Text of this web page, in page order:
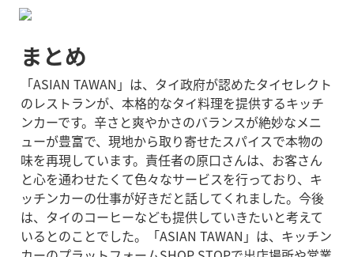
まとめ
「ASIAN TAWAN」は、タイ政府が認めたタイセレクト
のレストランが、本格的なタイ料理を提供するキッチ
ンカーです。 辛さと爽やかさのバランスが絶妙なメニ
ューが豊富で、現地から取り寄せたスパイスで本物の
味を再現しています。 責任者の原口さんは、お客さん
と心を通わせたくて色々なサービスを行っており、キ
ッチンカーの仕事が好きだと話してくれました。今後
は、タイのコーヒーなども提供していきたいと考えて
いるとのことでした。
「ASIAN TAWAN」は、キッチン